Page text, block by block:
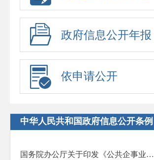
政府信息公开年报
依申请公开
中华人民共和国政府信息公开条例
国务院办公厅关于印发《公共企事业单位信息公开规定制定办法》的通知